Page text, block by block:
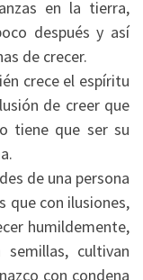
en la tierra,
después y así
de crecer.
crece el espíritu
de creer que
tiene que ser su
de una persona
que con ilusiones,
humildemente,
cultivan
con condena